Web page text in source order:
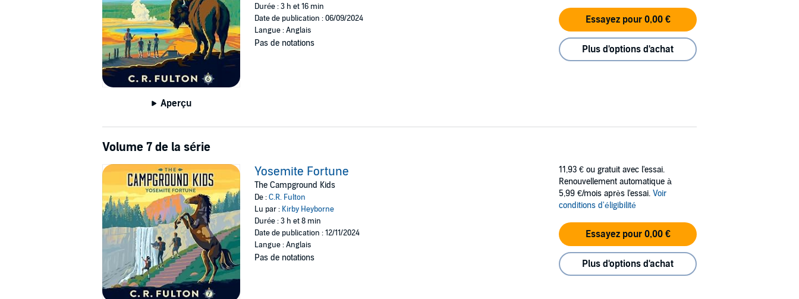
Aperçu
Durée : 3 h et 16 min
Date de publication : 06/09/2024
Langue : Anglais
Pas de notations
Essayez pour 0,00 €
Plus d'options d'achat
Volume 7 de la série
Yosemite Fortune
The Campground Kids
De :C.R. Fulton
Lu par : Kirby Heyborne
Durée : 3 h et 8 min
Date de publication : 12/11/2024
Langue : Anglais
Pas de notations
11,93 € ou gratuit avec l'essai.
Renouvellement automatique à
5,99 €/mois après l'essai. Voir
conditions d'éligibilité
Essayez pour 0,00 €
Plus d'options d'achat